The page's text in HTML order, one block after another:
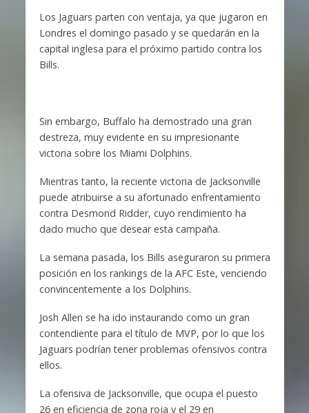
Los Jaguars parten con ventaja, ya que jugaron en
Londres el domingo pasado y se quedarán en la
capital inglesa para el próximo partido contra los
Bills.
Sin embargo, Buffalo ha demostrado una gran
destreza, muy evidente en su impresionante
victoria sobre los Miami Dolphins.
Mientras tanto, la reciente victoria de Jacksonville
puede atribuirse a su afortunado enfrentamiento
contra Desmond Ridder, cuyo rendimiento ha
dado mucho que desear esta campaña.
La semana pasada, los Bills aseguraron su primera
posición en los rankings de la AFC Este, venciendo
convincentemente a los Dolphins.
Josh Allen se ha ido instaurando como un gran
contendiente para el título de MVP, por lo que los
Jaguars podrían tener problemas ofensivos contra
ellos.
La ofensiva de Jacksonville, que ocupa el puesto
26 en eficiencia de zona roja y el 29 en